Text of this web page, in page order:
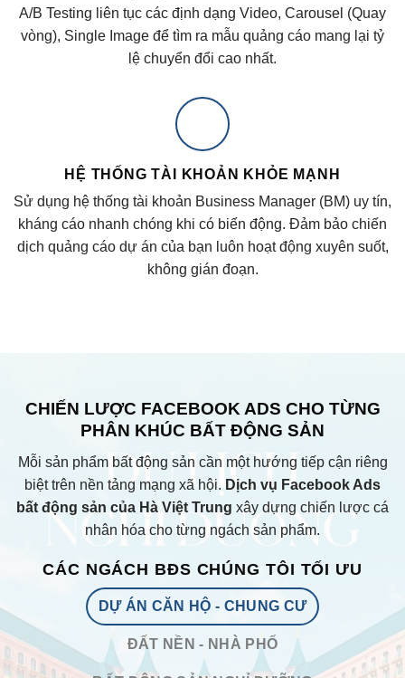
A/B Testing liên tục các định dạng Video, Carousel (Quay
vòng), Single Image để tìm ra mẫu quảng cáo mang lại tỷ
lệ chuyển đổi cao nhất.
HỆ THỐNG TÀI KHOẢN KHỎE MẠNH
Sử dụng hệ thống tài khoản Business Manager (BM) uy tín,
kháng cáo nhanh chóng khi có biến động. Đảm bảo chiến
dịch quảng cáo dự án của bạn luôn hoạt động xuyên suốt,
không gián đoạn.
CHIẾN LƯỢC FACEBOOK ADS CHO TỪNG
PHÂN KHÚC BẤT ĐỘNG SẢN
Mỗi sản phẩm bất động sản cần một hướng tiếp cận riêng
biệt trên nền tảng mạng xã hội. Dịch vụ Facebook Ads
bất động sản của Hà Việt Trung xây dựng chiến lược cá
nhân hóa cho từng ngách sản phẩm.
CÁC NGÁCH BĐS CHÚNG TÔI TỐI ƯU
DỰ ÁN CĂN HỘ - CHUNG CƯ
ĐẤT NỀN - NHÀ PHỐ